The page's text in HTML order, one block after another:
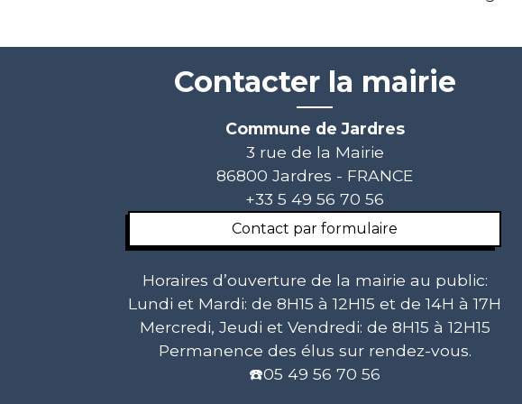
Contacter la mairie
Commune de Jardres
3 rue de la Mairie
86800 Jardres - FRANCE
+33 5 49 56 70 56
Contact par formulaire
Horaires d’ouverture de la mairie au public:
Lundi et Mardi: de 8H15 à 12H15 et de 14H à 17H
Mercredi, Jeudi et Vendredi: de 8H15 à 12H15
Permanence des élus sur rendez-vous.
☎️05 49 56 70 56